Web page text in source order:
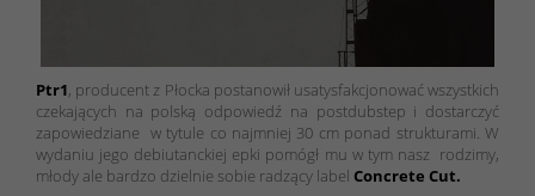
Ptr1, producent z Płocka postanowił usatysfakcjonować wszystkich
czekających na polską odpowiedź na postdubstep i dostarczyć
zapowiedziane w tytule co najmniej 30 cm ponad strukturami. W
wydaniu jego debiutanckiej epki pomógł mu w tym nasz rodzimy,
młody ale bardzo dzielnie sobie radzący label Concrete Cut.